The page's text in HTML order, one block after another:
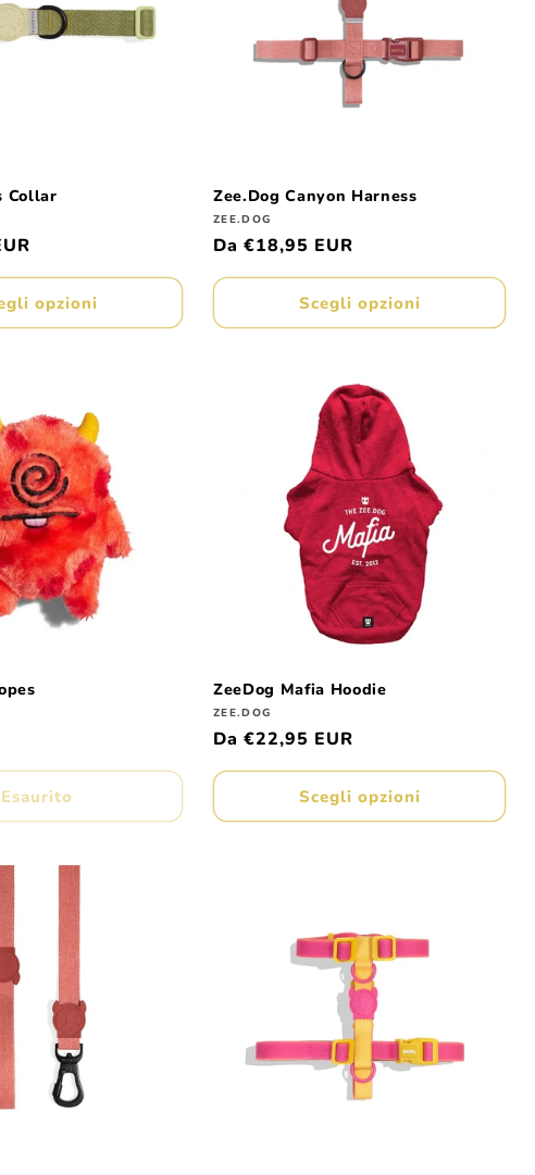
Collar
opzioni
Zee.Dog Canyon Harness
Produttore:
ZEE.DOG
Prezzo
di
Da €18,95 EUR
Scegli opzioni
Esaurito
ZeeDog Mafia Hoodie
Produttore:
ZEE.DOG
Prezzo
di
Da €22,95 EUR
Scegli opzioni